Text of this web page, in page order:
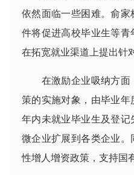
依然面临一些困难。俞
件将促进高校毕业生等青
在拓宽就业渠道上提出针
在激励企业吸纳方面
策的实施对象，由毕业
年内未就业毕业生及登
微企业扩展到各类企业
性增人增资政策，支持国